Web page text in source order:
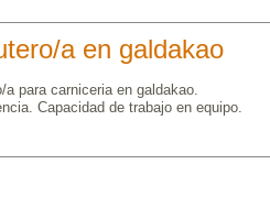
a en galdakao
para carniceria en galdakao.
Capacidad de trabajo en equipo.